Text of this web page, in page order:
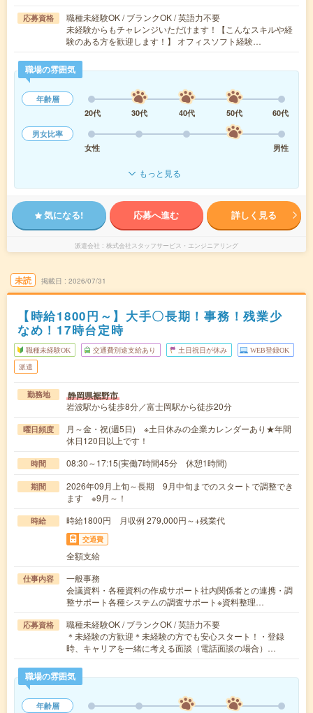
応募資格
職種未経験OK / ブランクOK / 英語力不要
未経験からもチャレンジいただけます！【こんなスキルや経
験のある方を歓迎します！】 オフィスソフト経験…
職場の雰囲気
年齢層
20代
30代 40代 50代
60代
男女比率
女性
男性
もっと見る
気になる! 応募へ進む 詳しく見る
派遣会社 株式会社スタッフサービス・エンジニアリング
未読 掲載日 2026/07/31
【時給1800円～】大手〇長期！事務！残業少
なめ！17時台定時
職種未経験OK 交通費別途支給あり 土日祝日が休み WEB登録OK
派遣
勤務地 静岡県裾野市
岩波駅から徒歩8分／富士岡駅から徒歩20分
曜日頻度
月～金・祝(週5日) ※土日休みの企業カレンダーあり★年間
休日120日以上です！
時間 08:30～17:15(実働7時間45分 休憩1時間)
期間
2026年09月上旬～長期 9月中旬までのスタートで調整でき
ます ※9月～！
時給 時給1800円 月収例 279,000円～+残業代
交通費
全額支給
仕事内容
一般事務
会議資料・各種資料の作成サポート社内関係者との連携・調
整サポート各種システムの調査サポート※資料整理…
応募資格
職種未経験OK / ブランクOK / 英語力不要
＊未経験の方歓迎＊未経験の方でも安心スタート！・登録
時、キャリアを一緒に考える面談（電話面談の場合）…
職場の雰囲気
年齢層